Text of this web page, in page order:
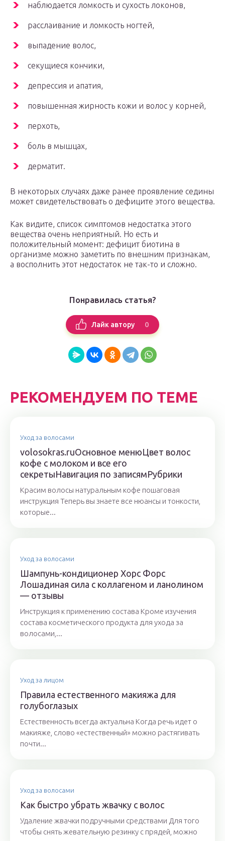
наблюдается ломкость и сухость локонов,
расслаивание и ломкость ногтей,
выпадение волос,
секущиеся кончики,
депрессия и апатия,
повышенная жирность кожи и волос у корней,
перхоть,
боль в мышцах,
дерматит.
В некоторых случаях даже ранее проявление седины
может свидетельствовать о дефиците этого вещества.
Как видите, список симптомов недостатка этого
вещества очень неприятный. Но есть и
положительный момент: дефицит биотина в
организме можно заметить по внешним признакам,
а восполнить этот недостаток не так-то и сложно.
Понравилась статья?
Лайк автору 0
РЕКОМЕНДУЕМ ПО ТЕМЕ
Уход за волосами
volosokras.ruОсновное менюЦвет волос
кофе с молоком и все его
секретыНавигация по записямРубрики
Красим волосы натуральным кофе пошаговая
инструкция Теперь вы знаете все нюансы и тонкости,
которые...
Уход за волосами
Шампунь-кондиционер Хорс Форс
Лошадиная сила с коллагеном и ланолином
— отзывы
Инструкция к применению состава Кроме изучения
состава косметического продукта для ухода за
волосами,...
Уход за лицом
Правила естественного макияжа для
голубоглазых
Естественность всегда актуальна Когда речь идет о
макияже, слово «естественный» можно растягивать
почти...
Уход за волосами
Как быстро убрать жвачку с волос
Удаление жвачки подручными средствами Для того
чтобы снять жевательную резинку с прядей, можно